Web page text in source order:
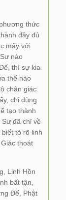
thức
đầy đủ
mấy với
nào
thì sự kia
thể nào
chân giác
chỉ dùng
tạo thành
đã chỉ về
tỏ rõ linh
thoát
Linh Hồn
bất tận,
Đế, Phật